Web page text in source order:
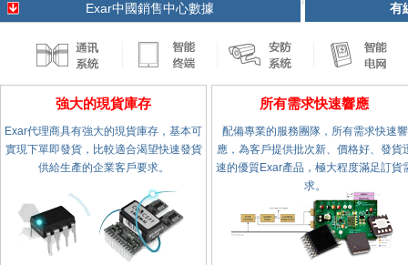
Exar中國銷售中心數據 有
強大的現貨庫存
Exar代理商具有強大的現貨庫存，基本可
實現下單即發貨，比較適合渴望快速發貨
供給生產的企業客戶要求。
所有需求快速響應
配備專業的服務團隊，所有需求快速響
應，為客戶提供批次新、價格好、發貨
速的優質Exar產品，極大程度滿足訂貨
求。